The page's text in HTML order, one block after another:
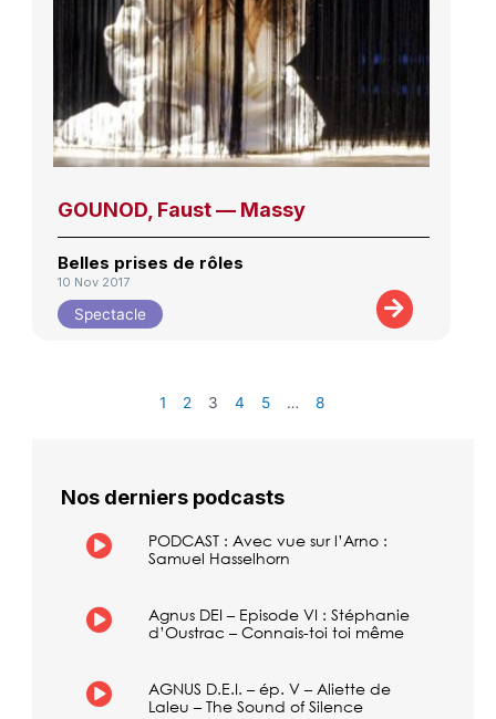
GOUNOD, Faust — Massy
Belles prises de rôles
10 Nov 2017
Spectacle
1 2 3 4 5 … 8
Nos derniers podcasts
PODCAST : Avec vue sur l’Arno :
Samuel Hasselhorn
Agnus DEI – Episode VI : Stéphanie
d’Oustrac – Connais-toi toi même
AGNUS D.E.I. – ép. V – Aliette de
Laleu – The Sound of Silence